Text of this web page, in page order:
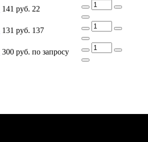
141 руб. 22
131 руб. 137
300 руб. по запросу